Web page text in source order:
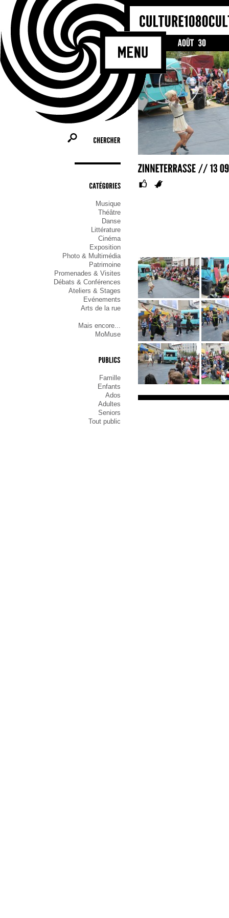
Musique
Théâtre
Danse
Littérature
Cinéma
Exposition
Photo & Multimédia
Patrimoine
Promenades & Visites
Débats & Conférences
Ateliers & Stages
Evénements
Arts de la rue
Mais encore...
MoMuse
Famille
Enfants
Ados
Adultes
Seniors
Tout public